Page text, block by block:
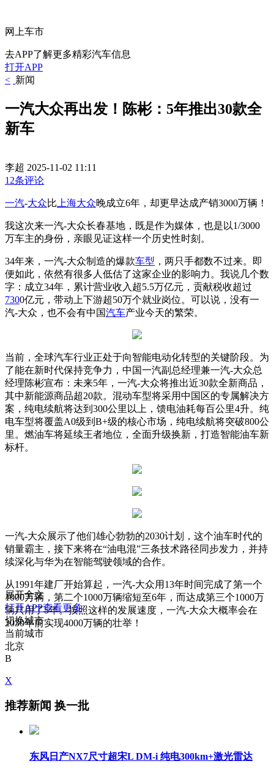
网上车市
去APP了解更多精彩汽车信息
打开APP
< 新闻
一汽大众再出发！陈彬：5年推出30款全
新车
李超 2025-11-02 11:11
12条评论
一汽-大众比 上海大众晚成立6年，却更早达成产销3000万辆！
我这次来一汽-大众长春基地，既是作为媒体，也是以1/3000
万车主的身份，亲眼见证这样一个历史性时刻。
34年来，一汽-大众制造的爆款车型 ，两只手都数不过来。即
便如此，依然有很多人低估了这家企业的影响力。我说几个数
字：成立34年，累计营业收入超5.5万亿元，贡献税收超过
7300亿元，带动上下游超50万个就业岗位。可以说，没有一
汽-大众，也不会有中国汽车产业今天的繁荣。
当前，全球汽车行业正处于向智能电动化转型的关键阶段。为
了能在新时代保持竞争力，中国一汽副总经理兼一汽-大众总
经理陈彬宣布：未来5年，一汽-大众将推出近30款全新商品，
其中新能源商品超20款。混动车型将采用中国区的专属解决方
案，纯电续航将达到300公里以上，馈电油耗每百公里4升。纯
电车型将覆盖A0级到B+级的核心市场，纯电续航将突破800公
里。燃油车将延续王者地位，全面升级换新，打造智能油车新
标杆。
一汽-大众展示了他们雄心勃勃的2030计划，这个油车时代的
销量霸主，接下来将在“油电混”三条技术路径同步发力，并持
续深化与华为在智能驾驶领域的合作。
从1991年建厂开始算起，一汽-大众用13年时间完成了第一个
1000万辆，第二个1000万辆缩短至6年，而达成第三个1000万
辆只用了5年。按照这样的发展速度，一汽-大众大概率会在
2030年前实现4000万辆的壮举！
展开全文
打开APP查看更多
切换城市
当前城市
北京
B
X
推荐新闻 换一批
东风日产NX7尺寸超宋L DM-i 纯电300km+激光雷达